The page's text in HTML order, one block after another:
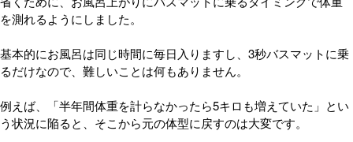
を測れるようにしました。
基本的にお風呂は同じ時間に毎日入りますし、3秒バスマットに乗
るだけなので、難しいことは何もありません。
例えば、「半年間体重を計らなかったら5キロも増えていた」とい
う状況に陥ると、そこから元の体型に戻すのは大変です。